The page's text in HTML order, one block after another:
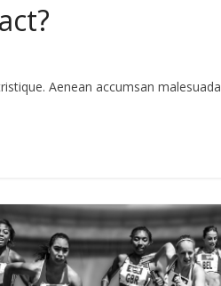
Aenean accumsan malesuada